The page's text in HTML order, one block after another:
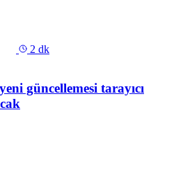
2 dk
güncellemesi tarayıcı